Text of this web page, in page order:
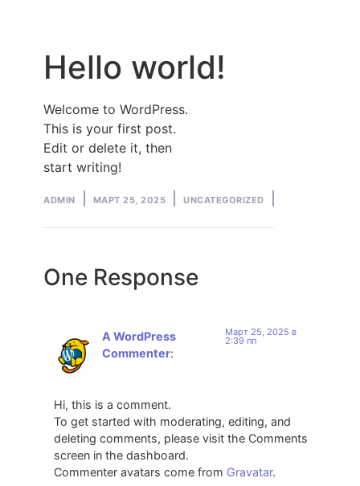
Hello world!
Welcome to WordPress.
This is your first post.
Edit or delete it, then
start writing!
Posted
ADMIN МАРТ 25, 2025
Posted
UNCATEGORIZED
One Response
A WordPress
Commenter:
Март 25, 2025 в
2:39 пп
Hi, this is a comment.
To get started with moderating, editing, and
deleting comments, please visit the Comments
screen in the dashboard.
Commenter avatars come from Gravatar.